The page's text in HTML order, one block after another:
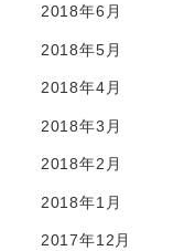
2018年6月
2018年5月
2018年4月
2018年3月
2018年2月
2018年1月
2017年12月